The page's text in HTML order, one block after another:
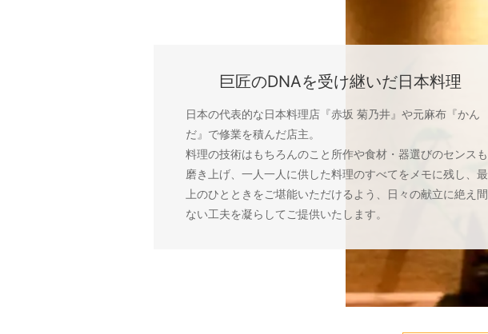
巨匠のDNAを受け継いだ日本料理
日本の代表的な日本料理店『赤坂 菊乃井』や元麻布『かん
だ』で修業を積んだ店主。
料理の技術はもちろんのこと所作や食材・器選びのセンスも
磨き上げ、一人一人に供した料理のすべてをメモに残し、最
上のひとときをご堪能いただけるよう、日々の献立に絶え間
ない工夫を凝らしてご提供いたします。